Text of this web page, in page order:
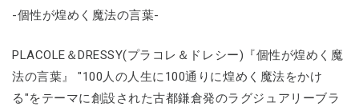
-個性が煌めく魔法の言葉-
PLACOLE＆DRESSY(プラコレ＆ドレシー)『個性が煌めく魔
法の言葉』 "100人の人生に100通りに煌めく魔法をかけ
る"をテーマに創設された古都鎌倉発のラグジュアリーブラ